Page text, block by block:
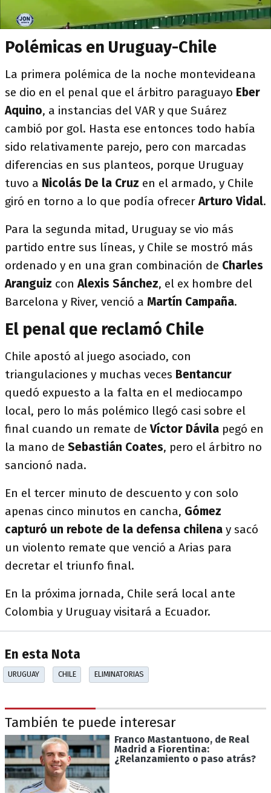
Polémicas en Uruguay-Chile
La primera polémica de la noche montevideana
se dio en el penal que el árbitro paraguayo Eber
Aquino, a instancias del VAR y que Suárez
cambió por gol. Hasta ese entonces todo había
sido relativamente parejo, pero con marcadas
diferencias en sus planteos, porque Uruguay
tuvo a Nicolás De la Cruz en el armado, y Chile
giró en torno a lo que podía ofrecerArturo Vidal.
Para la segunda mitad, Uruguay se vio más
partido entre sus líneas, y Chile se mostró más
ordenado y en una gran combinación de Charles
Aranguiz conAlexis Sánchez, el ex hombre del
Barcelona y River, venció a Martín Campaña.
El penal que reclamó Chile
Chile apostó al juego asociado, con
triangulaciones y muchas veces Bentancur
quedó expuesto a la falta en el mediocampo
local, pero lo más polémico llegó casi sobre el
final cuando un remate deVíctor Dávila pegó en
la mano de Sebastián Coates, pero el árbitro no
sancionó nada.
En el tercer minuto de descuento y con solo
apenas cinco minutos en cancha, Gómez
capturó un rebote de la defensa chilena y sacó
un violento remate que venció a Arias para
decretar el triunfo final.
En la próxima jornada, Chile será local ante
Colombia y Uruguay visitará a Ecuador.
En esta Nota
URUGUAY CHILE ELIMINATORIAS
También te puede interesar
Franco Mastantuono, de Real
Madrid a Fiorentina:
¿Relanzamiento o paso atrás?